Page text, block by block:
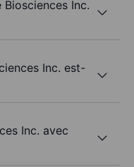
Inc.
Inc. est-
Inc. avec